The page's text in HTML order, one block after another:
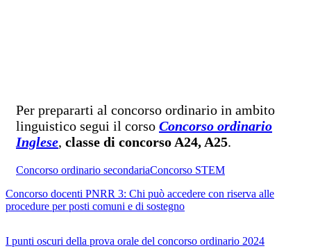
Per prepararti al concorso ordinario in ambito
linguistico segui il corso Concorso ordinario
Inglese, classe di concorso A24, A25.
Concorso ordinario secondariaConcorso STEM
Concorso docenti PNRR 3: Chi può accedere con riserva alle
procedure per posti comuni e di sostegno
I punti oscuri della prova orale del concorso ordinario 2024